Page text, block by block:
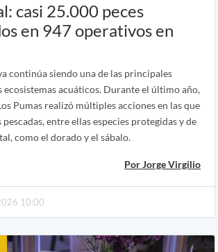
casi 25.000 peces
en 947 operativos en
continúa siendo una de las principales
ecosistemas acuáticos. Durante el último año,
Pumas realizó múltiples acciones en las que
entre ellas especies protegidas y de
como el dorado y el sábalo.
Por Jorge Virgilio
10:00